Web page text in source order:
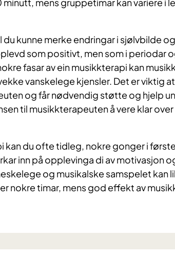
mens gruppetimar kan variere i
du kunne merke endringar i sjølvbilde
som positivt, men som i periodar
fasar av ein musikkterapi kan
vanskelege kjensler. Det er viktig
og får nødvendig støtte og hjelp
til musikkterapeuten å vere klar
kan du ofte tidleg, nokre gonger i
inn på opplevinga di av motivasjon
og musikalske samspelet kan
nokre timar, mens god effekt av